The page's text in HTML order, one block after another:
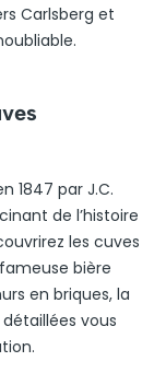
Carlsberg et
1847 par J.C.
de l’histoire
les cuves
bière
en briques, la
vous